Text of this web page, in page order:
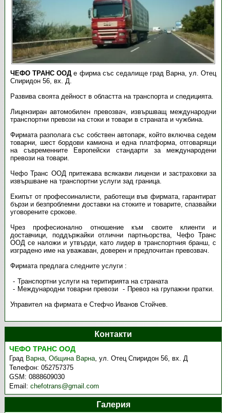
ЧЕФО ТРАНС ООД е фирма със седалище град Варна, ул. Отец
Спиридон 56, вх. Д.
Развива своята дейност в областта на транспорта и спедицията.
Лицензиран автомобилен превозвач, извършващ международни
транспортни превози на стоки и товари в страната и чужбина.
Фирмата разполага със собствен автопарк, който включва седем
товарни, шест бордови камиона и една платформа, отговарящи
на съвременните Европейски стандарти за международени
превози на товари.
Чефо Транс ООД притежава всякакви лицензи и застраховки за
извършване на транспортни услуги зад граница.
Екипът от професоиналисти, работещи във фирмата, гарантират
бързи и безпроблемни доставки на стоките и товарите, спазвайки
уговорените срокове.
Чрез професионално отношение към своите клиенти и
доставчици, поддържайки отлични партньорства, Чефо Транс
ООД се наложи и утвърди, като лидер в транспортния бранш, с
изградено име на уважаван, доверен и предпочитан превозвач.
Фирмата предлага следните услуги :
Транспортни услуги на теритирията на страната
Международни товарни превози
Превоз на групажни пратки.
Управител на фирмата е Стефчо Иванов Стойчев.
Контакти
ЧЕФО ТРАНС ООД
Град Варна ,Община Варна ,ул. Отец Спиридон 56, вх. Д
Телефон:052757375
GSM:0888609030
Email:chefotrans@gmail.com
Галерия